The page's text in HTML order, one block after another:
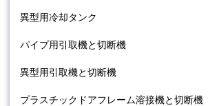
異型用冷却タンク
パイプ用引取機と切断機
異型用引取機と切断機
プラスチックドアフレーム溶接機と切断機